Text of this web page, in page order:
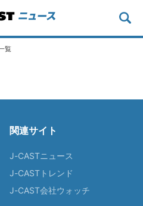
覧
関連サイト
J-CASTニュース
J-CASTトレンド
J-CAST会社ウォッチ